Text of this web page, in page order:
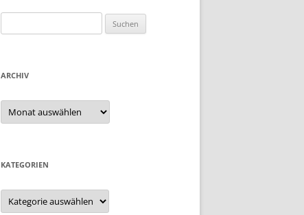
nach:
ARCHIV
Archiv
KATEGORIEN
Kategorien